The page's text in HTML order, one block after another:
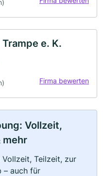
e. K.
Firma bewerten
Vollzeit,
mehr
Teilzeit, zur
– auch für